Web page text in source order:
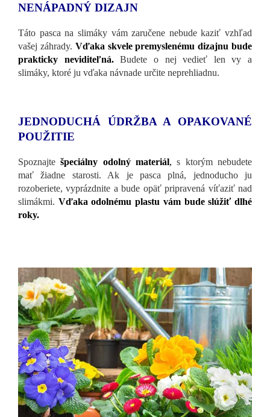
NENÁPADNÝ DIZAJN
Táto pasca na slimáky vám zaručene nebude kaziť vzhľad
vašej záhrady. Vďaka skvele premyslenému dizajnu bude
prakticky neviditeľná.Budete o nej vedieť len vy a
slimáky, ktoré ju vďaka návnade určite neprehliadnu.
JEDNODUCHÁ ÚDRŽBA A OPAKOVANÉ
POUŽITIE
Spoznajtešpeciálny odolný materiál, s ktorým nebudete
mať žiadne starosti. Ak je pasca plná, jednoducho ju
rozoberiete, vyprázdnite a bude opäť pripravená víťaziť nad
slimákmi. Vďaka odolnému plastu vám bude slúžiť dlhé
roky.